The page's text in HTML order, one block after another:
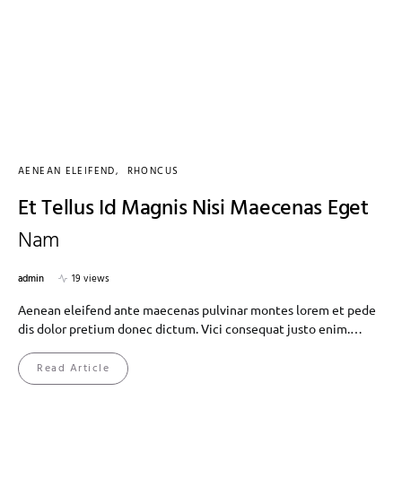
AENEAN ELEIFEND RHONCUS
Et Tellus Id Magnis Nisi Maecenas Eget
Nam
admin
19 views
Aenean eleifend ante maecenas pulvinar montes lorem et pede
dis dolor pretium donec dictum. Vici consequat justo enim.…
Read Article